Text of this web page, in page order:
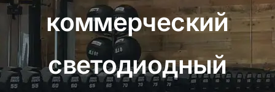
коммерческий
светодиодный